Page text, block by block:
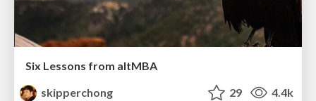
Six Lessons from altMBA
skipperchong
29 4.4k